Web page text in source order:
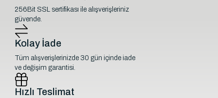
256Bit SSL sertifikası ile alışverişleriniz
güvende.
Kolay İade
Tüm alışverişlerinizde 30 gün içinde iade
ve değişim garantisi.
Hızlı Teslimat